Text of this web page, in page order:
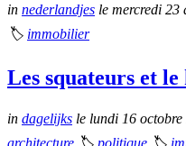
in nederlandjes le mercredi 23
🏷 immobilier
Les squateurs et
in dagelijks le lundi 16 octobre
architecture 🏷 politique 🏷